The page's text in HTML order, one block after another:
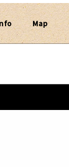
Map